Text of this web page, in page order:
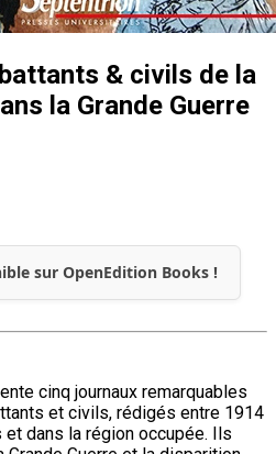
& civils de la
la Grande Guerre
sur OpenEdition Books !
cinq journaux remarquables
et civils, rédigés entre 1914
dans la région occupée. Ils